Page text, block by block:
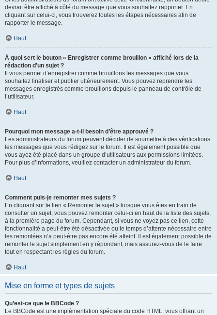
devrait être affiché à côté du message que vous souhaitez rapporter. En
cliquant sur celui-ci, vous trouverez toutes les étapes nécessaires afin de
rapporter le message.
Haut
À quoi sert le bouton « Enregistrer comme brouillon » affiché lors de la
rédaction d’un sujet ?
Il vous permet d’enregistrer comme brouillons les messages que vous
souhaitez finaliser et publier ultérieurement. Vous pouvez reprendre les
messages enregistrés comme brouillons depuis le panneau de contrôle de
l’utilisateur.
Haut
Pourquoi mon message a-t-il besoin d’être approuvé ?
Les administrateurs du forum peuvent décider de soumettre à des vérifications
les messages que vous rédigez sur le forum. Il est également possible que
vous ayez été placé dans un groupe d’utilisateurs aux permissions limitées.
Pour plus d’informations, veuillez contacter un administrateur du forum.
Haut
Comment puis-je remonter mes sujets ?
En cliquant sur le lien « Remonter le sujet » lorsque vous êtes en train de
consulter un sujet, vous pouvez remonter celui-ci en haut de la liste des sujets,
à la première page du forum. Cependant, si vous ne voyez pas ce lien, cette
fonctionnalité a peut-être été désactivée ou le temps d’attente nécessaire entre
les remontées n’a peut-être pas encore été atteint. Il est également possible de
remonter le sujet simplement en y répondant, mais assurez-vous de le faire
tout en respectant les règles du forum.
Haut
Mise en forme et types de sujets
Qu’est-ce que le BBCode ?
Le BBCode est une implémentation spéciale du code HTML, vous offrant un